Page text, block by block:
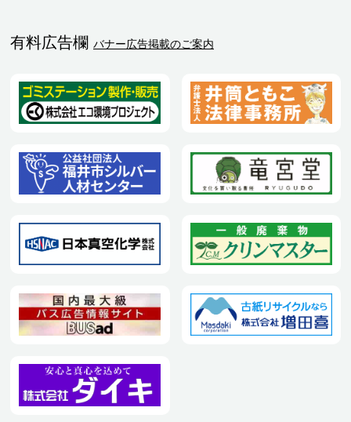
有料広告欄 バナー広告掲載のご案内